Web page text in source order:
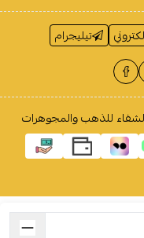
تيليجرام
للذهب والمجوهرات